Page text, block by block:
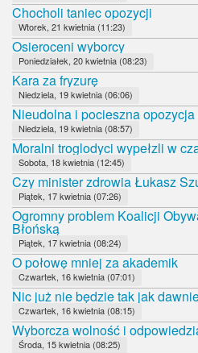
Chocholi taniec opozycji
Wtorek, 21 kwietnia (11:23)
Osieroceni wyborcy
Poniedziałek, 20 kwietnia (08:23)
Kara za fryzurę
Niedziela, 19 kwietnia (06:06)
Nieudolna i pocieszna opozycja
Niedziela, 19 kwietnia (08:57)
Moralni troglodyci wypełzli w
Sobota, 18 kwietnia (12:45)
Czy minister zdrowia Łukasz
Piątek, 17 kwietnia (07:26)
Ogromny problem Koalicji
Błońską
Piątek, 17 kwietnia (08:24)
O połowę mniej za akademik
Czwartek, 16 kwietnia (07:01)
Nic już nie będzie tak jak
Czwartek, 16 kwietnia (08:15)
Wyborcza wolność i
Środa, 15 kwietnia (08:25)